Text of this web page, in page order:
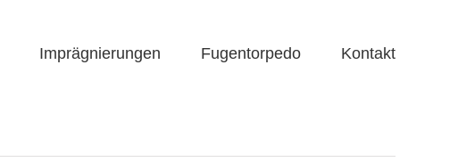
Imprägnierungen Fugentorpedo Kontakt